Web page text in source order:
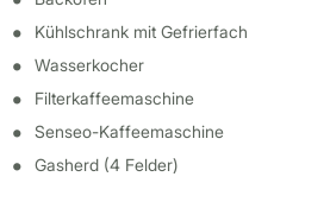
Kühlschrank mit Gefrierfach
Wasserkocher
Filterkaffeemaschine
Senseo-Kaffeemaschine
Gasherd (4 Felder)